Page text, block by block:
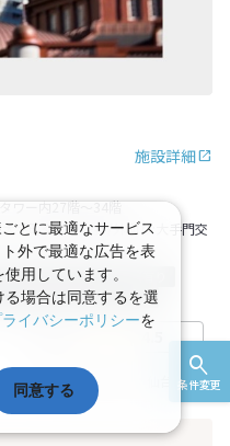
条件変更
施設詳細
ワー内27階～34階
手町交差点左折/外回り:大手門交
ジム ホテル
駐車場有り
最寄り駅より徒歩5分以内
基準JR乗車区間： ～東京
とに最適なサービス
外で最適な広告を表
用しています。
場合は同意するを選
ライバシーポリシーを
同意する